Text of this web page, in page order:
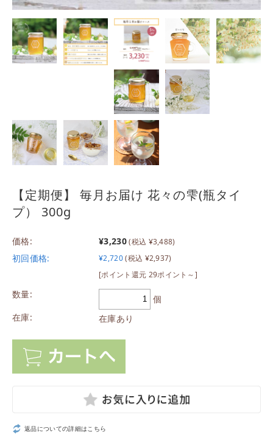
【定期便】 毎月お届け 花々の雫(瓶タイ
プ） 300g
価格: ¥3,230(税込 ¥3,488)
初回価格: ¥2,720(税込 ¥2,937)
[ポイント還元 29ポイント～]
数量:
個
在庫:
在庫あり
返品についての詳細はこちら